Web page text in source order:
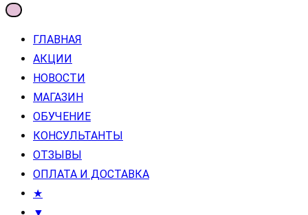
ГЛАВНАЯ
АКЦИИ
НОВОСТИ
МАГАЗИН
ОБУЧЕНИЕ
КОНСУЛЬТАНТЫ
ОТЗЫВЫ
ОПЛАТА И ДОСТАВКА
★